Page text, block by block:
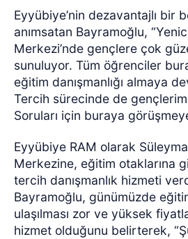
Eyyübiye’nin dezavantajlı bir
anımsatan Bayramoğlu,
Merkezi’nde gençlere çok
sunuluyor. Tüm öğrenciler
eğitim danışmanlığı almaya
Tercih sürecinde de
Soruları için buraya
Eyyübiye RAM olarak
Merkezine, eğitim otaklarına
tercih danışmanlık hizmeti
Bayramoğlu, günümüzde eğitim
ulaşılması zor ve yüksek
hizmet olduğunu belirterek,